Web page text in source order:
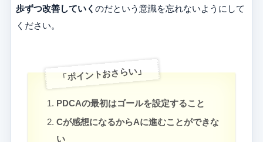
歩ずつ改善していく のだという意識を忘れないようにして
ください。
「ポイントおさらい」
PDCAの最初はゴールを設定すること
Cが感想になるからAに進むことができな
い